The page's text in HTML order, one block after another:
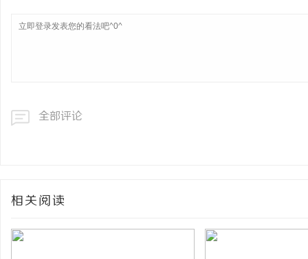
全部评论
相关阅读